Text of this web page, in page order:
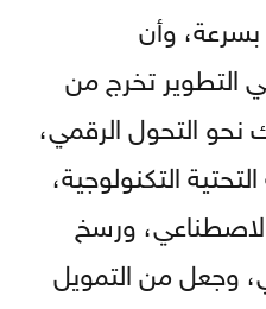
بسرعة، وأن
التطوير تخرج من
نحو التحول الرقمي،
التكنولوجية،
ورسخ
وجعل من التمويل